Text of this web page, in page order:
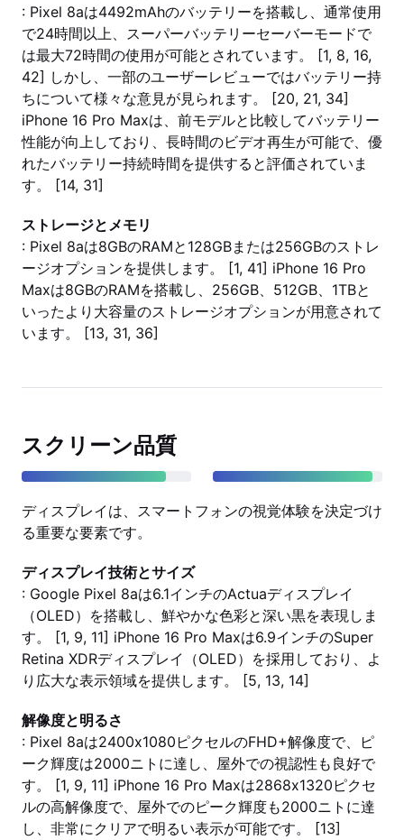
: Pixel 8aは4492mAhのバッテリーを搭載し、通常使用
で24時間以上、スーパーバッテリーセーバーモードで
は最大72時間の使用が可能とされています。 [1, 8, 16,
42] しかし、一部のユーザーレビューではバッテリー持
ちについて様々な意見が見られます。 [20, 21, 34]
iPhone 16 Pro Maxは、前モデルと比較してバッテリー
性能が向上しており、長時間のビデオ再生が可能で、優
れたバッテリー持続時間を提供すると評価されていま
す。 [14, 31]
ストレージとメモリ
: Pixel 8aは8GBのRAMと128GBまたは256GBのストレ
ージオプションを提供します。 [1, 41] iPhone 16 Pro
Maxは8GBのRAMを搭載し、256GB、512GB、1TBと
いったより大容量のストレージオプションが用意されて
います。 [13, 31, 36]
スクリーン品質
ディスプレイは、スマートフォンの視覚体験を決定づけ
る重要な要素です。
ディスプレイ技術とサイズ
: Google Pixel 8aは6.1インチのActuaディスプレイ
（OLED）を搭載し、鮮やかな色彩と深い黒を表現しま
す。 [1, 9, 11] iPhone 16 Pro Maxは6.9インチのSuper
Retina XDRディスプレイ（OLED）を採用しており、よ
り広大な表示領域を提供します。 [5, 13, 14]
解像度と明るさ
: Pixel 8aは2400x1080ピクセルのFHD+解像度で、ピ
ーク輝度は2000ニトに達し、屋外での視認性も良好で
す。 [1, 9, 11] iPhone 16 Pro Maxは2868x1320ピクセ
ルの高解像度で、屋外でのピーク輝度も2000ニトに達
し、非常にクリアで明るい表示が可能です。 [13]